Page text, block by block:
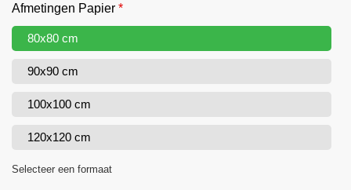
Afmetingen Papier *
80x80 cm
90x90 cm
100x100 cm
120x120 cm
Selecteer een formaat